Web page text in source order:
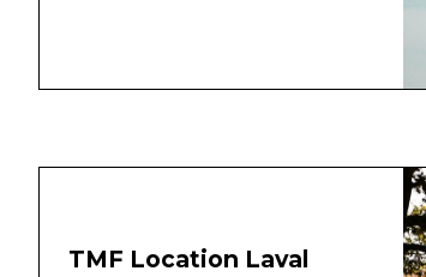
TMF Location Laval